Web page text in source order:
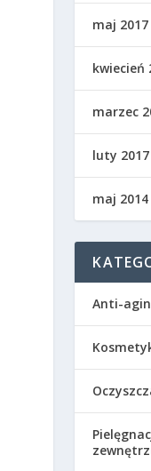
maj 2017
kwiecień
marzec
luty 2017
maj 2014
Anti-